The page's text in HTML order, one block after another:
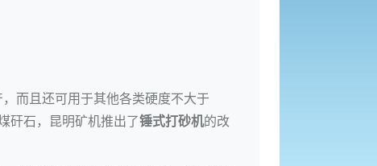
而且还可用于其他各类硬度不大于
矸石，昆明矿机推出了锤式打砂机的改